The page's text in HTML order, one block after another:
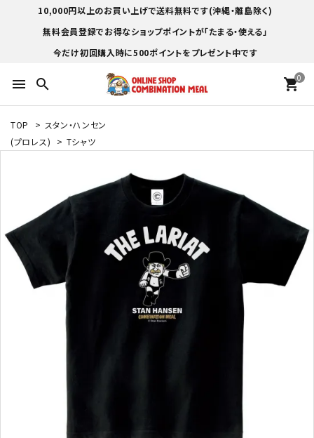
10,000円以上のお買い上げで送料無料です(沖縄・離島除く)
無料会員登録でお得なショップポイントが「たまる・使える」
今だけ初回購入時に500ポイントをプレゼント中です
menu search 0
shopping_cart
TOP > スタン・ハンセン
(プロレス)
> Tシャツ